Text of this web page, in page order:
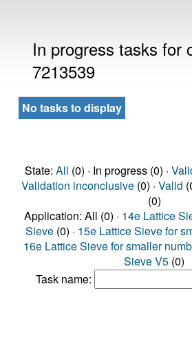
In progress tasks for
7213539
No tasks to display
State: All (0) · In progress (0) ·
Validation inconclusive(0) · Valid
(0)
Application: All (0) · 14e Lattice
Sieve (0) · 15e Lattice Sieve for
16e Lattice Sieve for smaller
Sieve V5 (0)
Task name: